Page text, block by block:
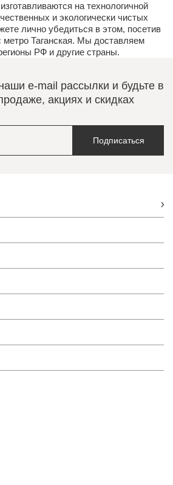
на технологичной
и экологически чистых
лично убедиться в этом, посетив
метро Таганская. Мы доставляем
РФ и другие страны.
e-mail рассылки и будьте в
акциях и скидках
Подписаться